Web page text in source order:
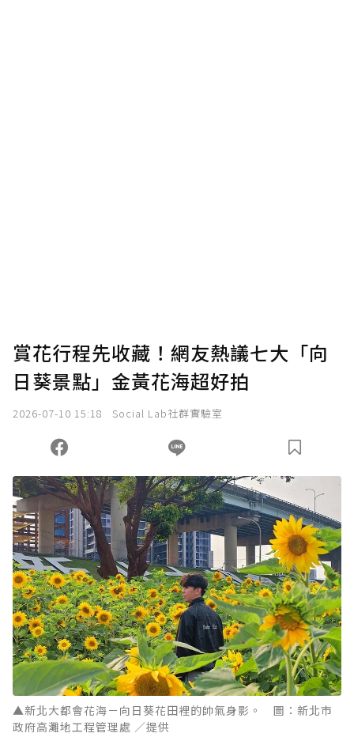
賞花行程先收藏！網友熱議七大「向
日葵景點」金黃花海超好拍
2026-07-10 15:18 Social Lab社群實驗室
▲新北大都會花海－向日葵花田裡的帥氣身影。 圖：新北市
政府高灘地工程管理處 ／提供